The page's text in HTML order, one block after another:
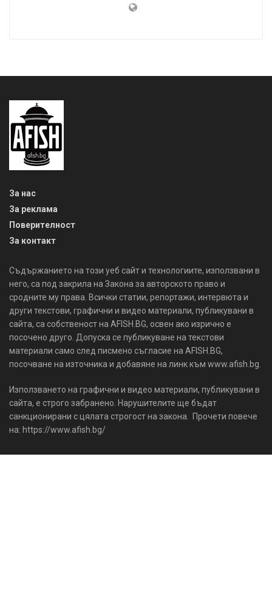
За нас
За реклама
Поверителност
За контакт
Съдържанието на този уеб сайт и технологиите, използвани в
него, са под закрила на Закона за авторското право и
сродните му права. Всички статии, репортажи, интервюта и
други текстови, графични и видео материали, публикувани в
сайта, са собственост на AFISH.BG, освен ако изрично е
посочено друго. Допуска се публикуване на текстови
материали само след писмено съгласие на AFISH.BG,
посочване на източника и добавяне на линк към www.afish.bg.
Използването на графични и видео материали, публикувани в
сайта, е строго забранено. Нарушителите ще бъдат
санкционирани с цялата строгост на закона. Прочети повече
на: https://www.afish.bg/